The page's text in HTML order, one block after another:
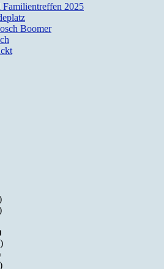
2025
Boomer